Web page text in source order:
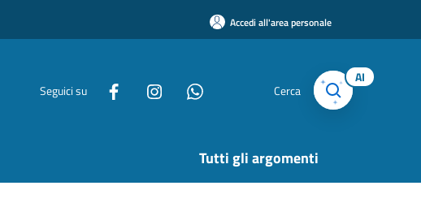
Accedi all'area personale
Seguici su Cerca
AI
Tutti gli argomenti